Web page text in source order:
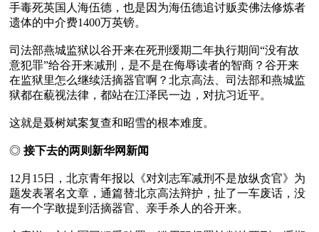
手毒死英国人海伍德，也是因为海伍德追讨贩卖佛法修炼者
遗体的中介费1400万英镑。
司法部燕城监狱以谷开来在死刑缓期二年执行期间“没有故
意犯罪”给谷开来减刑，是不是在侮辱读者的智商？谷开来
在监狱里怎么继续活摘器官啊？北京高法、司法部和燕城监
狱都在藐视法律，都站在江泽民一边，对抗习近平。
这就是聂树斌案复查和昭雪的根本难度。
◎ 接下去的两则新华网新闻
12月15日，北京青年报以《对刘志军减刑不是放纵贪官》为
题发表署名文章，通篇替北京高法辩护，扯了一车废话，没
有一个字敢提到活摘器官、亲手杀人的谷开来。